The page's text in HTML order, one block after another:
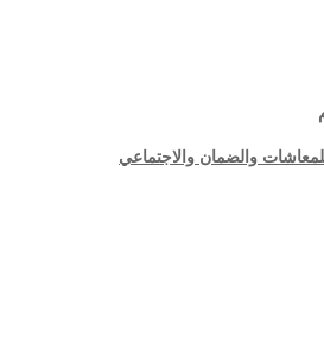
والضمان والاجتماعي